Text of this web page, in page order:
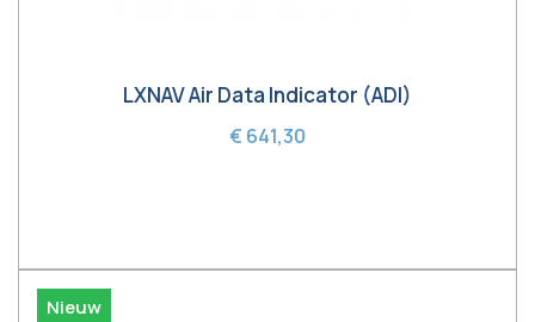
LXNAV Air Data Indicator (ADI)
€ 641,30
Nieuw